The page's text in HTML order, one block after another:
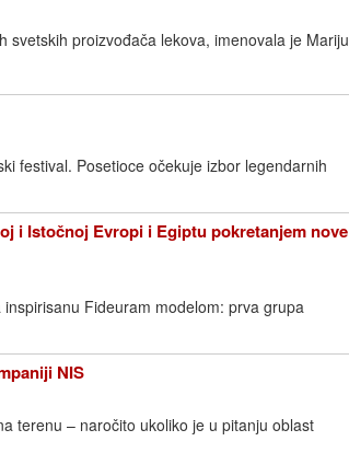
svetskih proizvođača lekova, imenovala je Mariju
festival. Posetioce očekuje izbor legendarnih
i Istočnoj Evropi i Egiptu pokretanjem nove
Fideuram modelom: prva grupa
NIS
terenu – naročito ukoliko je u pitanju oblast